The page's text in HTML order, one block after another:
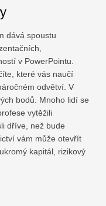
dává spoustu
v PowerPointu.
které vás naučí
odvětví. V
bodů. Mnoho lidí se
vytěžili
dříve, než bude
vám může otevřít
kapitál, rizikový